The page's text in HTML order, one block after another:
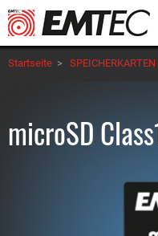
Direkt
zum
Inhalt
Startseite > SPEICHERKARTEN
microSD